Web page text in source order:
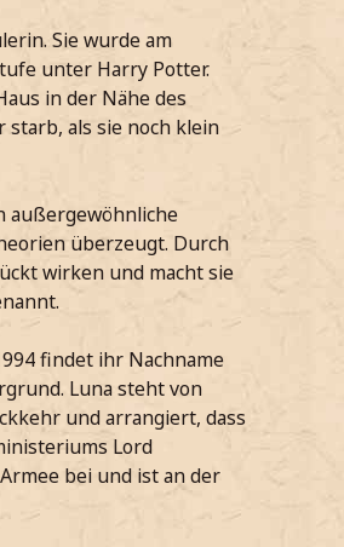
Sie wurde am
unter Harry Potter.
in der Nähe des
als sie noch klein
außergewöhnliche
überzeugt. Durch
wirken und macht sie
findet ihr Nachname
Luna steht von
und arrangiert, dass
Lord
bei und ist an der